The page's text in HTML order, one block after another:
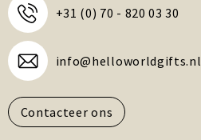
+31 (0) 70 - 820 03 30
info@helloworldgifts.nl
Contacteer ons